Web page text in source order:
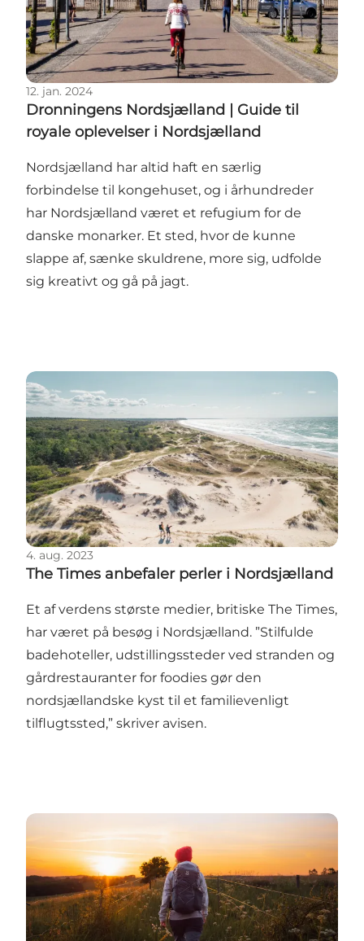
12. jan. 2024
Dronningens Nordsjælland | Guide til
royale oplevelser i Nordsjælland
Nordsjælland har altid haft en særlig
forbindelse til kongehuset, og i århundreder
har Nordsjælland været et refugium for de
danske monarker. Et sted, hvor de kunne
slappe af, sænke skuldrene, more sig, udfolde
sig kreativt og gå på jagt.
The Times anbefaler perler i Nordsjælland
4. aug. 2023
The Times anbefaler perler i Nordsjælland
Et af verdens største medier, britiske The Times,
har været på besøg i Nordsjælland. ”Stilfulde
badehoteller, udstillingssteder ved stranden og
gårdrestauranter for foodies gør den
nordsjællandske kyst til et familievenligt
tilflugtssted,” skriver avisen.
Rekordhøj turismeomsætning for Nordsjælland